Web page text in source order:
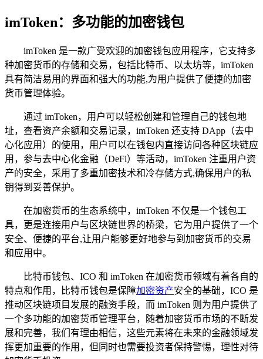
imToken：多功能的加密钱包
imToken 是一款广受欢迎的加密钱包应用程序，它支持多
种加密货币的存储和交易，包括比特币、以太坊等，imToken
具有简洁易用的界面和强大的功能,为用户提供了便捷的加密
货币管理体验。
通过 imToken，用户可以轻松创建和管理自己的钱包地
址，查看资产余额和交易记录，imToken 还支持 DApp（去中
心化应用）的使用，用户可以在钱包内直接访问各种区块链应
用，参与去中心化金融（DeFi）等活动，imToken 注重用户资
产的安全，采用了多重加密技术和冷存储方式,确保用户的私
钥得到妥善保护。
在加密货币的生态系统中，imToken 不仅是一个钱包工
具，更是连接用户与区块链世界的桥梁，它为用户提供了一个
安全、便捷的平台,让用户能够更好地参与到加密货币的交易
和应用中。
比特币钱包、ICO 和 imToken 在加密货币领域有着各自的
特点和作用，比特币钱包是保障加密资产安全的基础，ICO 是
推动区块链项目发展的融资手段，而 imToken 则为用户提供了
一个多功能的加密货币管理平台，随着加密货币市场的不断发
展和完善，我们有理由相信，这些元素将在未来的金融领域发
挥更加重要的作用，但同时也需要投资者保持警惕，理性对待